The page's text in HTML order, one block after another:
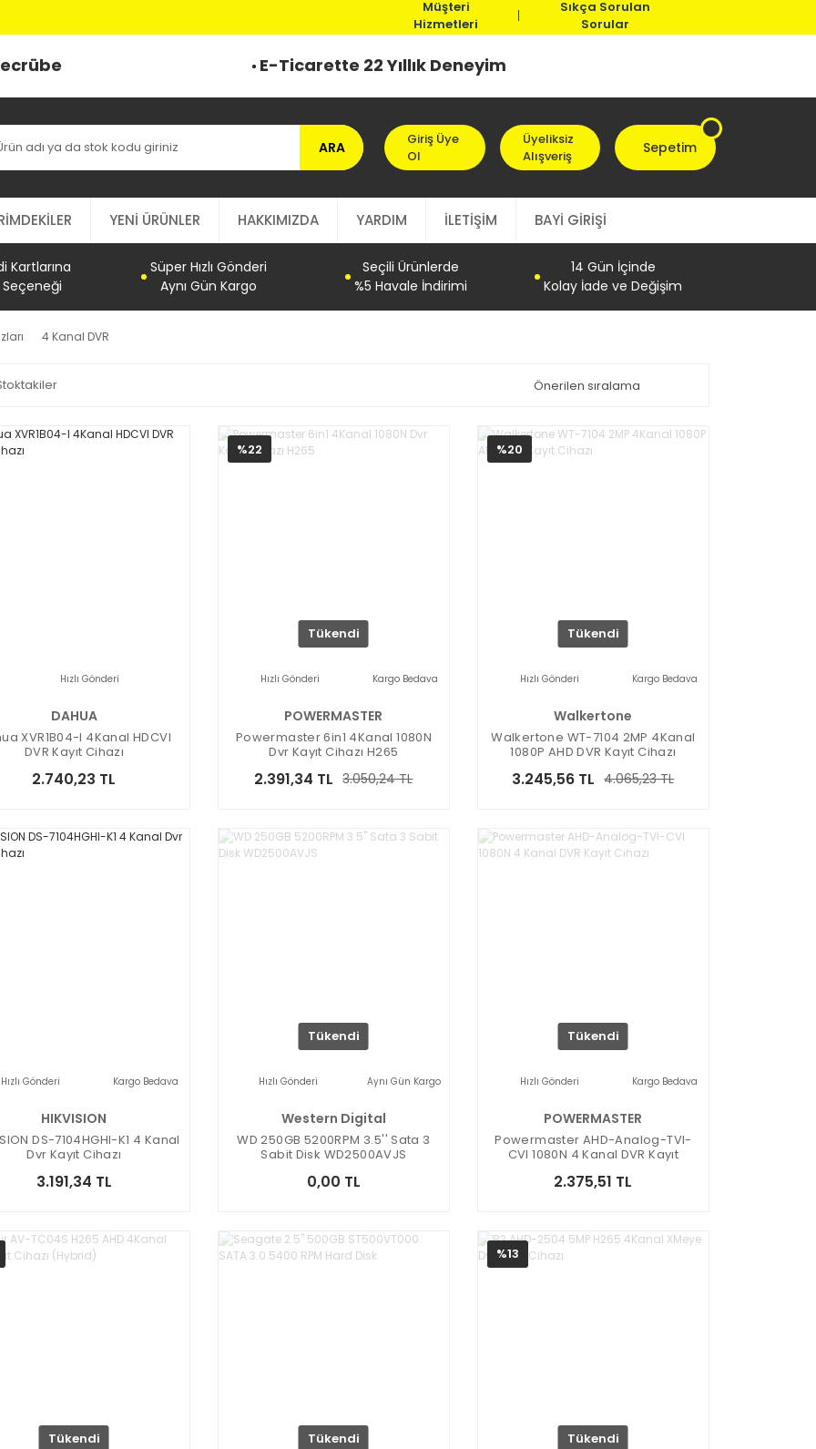
Müşteri
Hizmetleri
Sıkça Sorulan
Sorular
E-Ticarette 22 Yıllık Deneyim
ARA
Giriş Üye
Ol
Üyeliksiz
Alışveriş
Sepetim
YENİ ÜRÜNLER HAKKIMIZDA YARDIM İLETİŞİM BAYİ GİRİŞİ
Kartlarına
Süper Hızlı Gönderi
Aynı Gün Kargo
Seçili Ürünlerde
%5 Havale İndirimi
14 Gün İçinde
Kolay İade ve Değişim
4 Kanal DVR
Hızlı Gönderi
DAHUA
XVR1B04-I 4Kanal HDCVI
DVR Kayıt Cihazı
2.740,23 TL
%22
Tükendi
Hızlı Gönderi Kargo Bedava
POWERMASTER
Powermaster 6in1 4Kanal 1080N
Dvr Kayıt Cihazı H265
2.391,34 TL 3.050,24 TL
%20
Tükendi
Hızlı Gönderi Kargo Bedava
Walkertone
Walkertone WT-7104 2MP 4Kanal
1080P AHD DVR Kayıt Cihazı
3.245,56 TL 4.065,23 TL
Hızlı Gönderi Kargo Bedava
HIKVISION
DS-7104HGHI-K1 4 Kanal
Dvr Kayıt Cihazı
3.191,34 TL
Tükendi
Hızlı Gönderi Aynı Gün Kargo
Western Digital
WD 250GB 5200RPM 3.5'' Sata 3
Sabit Disk WD2500AVJS
0,00 TL
Tükendi
Hızlı Gönderi Kargo Bedava
POWERMASTER
Powermaster AHD-Analog-TVI-
CVI 1080N 4 Kanal DVR Kayıt
2.375,51 TL
Tükendi Tükendi
%13
Tükendi